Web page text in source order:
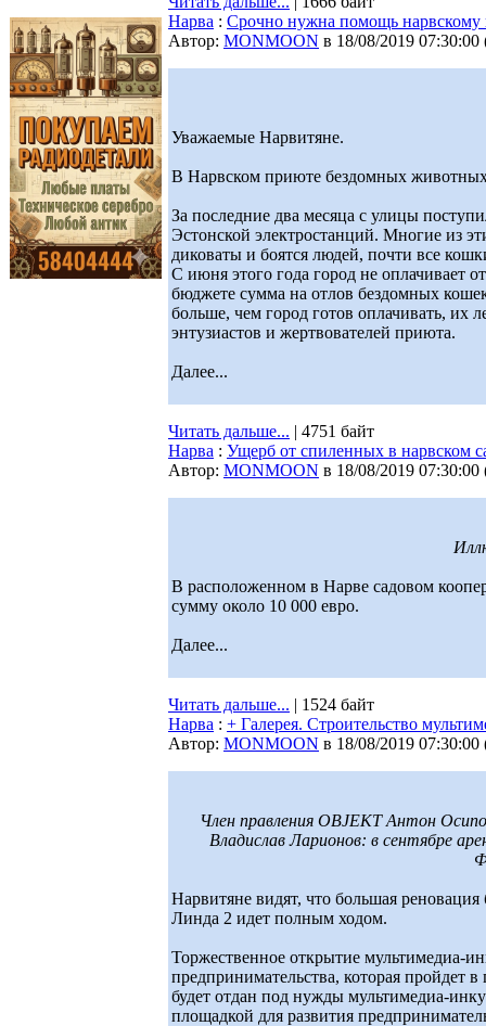
Нарва : Срочно нужна помощь
Автор: MONMOON в 18/08/2019 07:30:00
Уважаемые Нарвитяне.
В Нарвском приюте бездомных животных
За последние два месяца с улицы
Эстонской электростанций. Многие из
диковаты и боятся людей, почти все
С июня этого года город не оплачивает
бюджете сумма на отлов бездомных
больше, чем город готов оплачивать, их
энтузиастов и жертвователей приюта.
Далее...
Читать дальше... | 4751 байт
Нарва : Ущерб от спиленных в нарвском
Автор: MONMOON в 18/08/2019 07:30:00
В расположенном в Нарве садовом
сумму около 10 000 евро.
Далее...
Читать дальше... | 1524 байт
Нарва : + Галерея. Строительство
Автор: MONMOON в 18/08/2019 07:30:00
Член правления OBJEKT Антон
Владислав Ларионов: в сентябре
Нарвитяне видят, что большая
Линда 2 идет полным ходом.
Торжественное открытие мультимедиа-
предпринимательства, которая пройдет
будет отдан под нужды мультимедиа-
площадкой для развития